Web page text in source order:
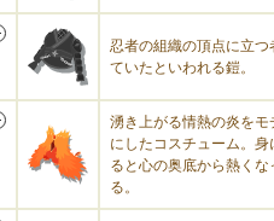
忍者の組織の頂点に立つ
ていたといわれる鎧。
湧き上がる情熱の炎をモ
にしたコスチューム。身
ると心の奥底から熱くな
る。